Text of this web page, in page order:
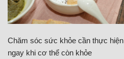
Chăm sóc sức khỏe cần thực hiện
ngay khi cơ thể còn khỏe